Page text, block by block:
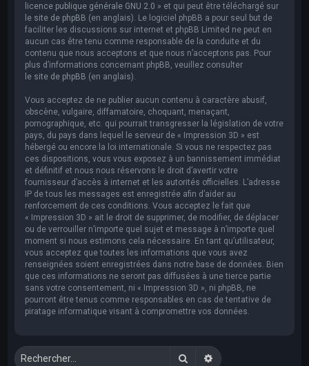
licence publique générale GNU 2.0 » et qui peut être téléchargé sur
le site de phpBB (en anglais). Le logiciel phpBB a pour seul but de
faciliter les discussions sur internet et phpBB Limited ne peut en
aucun cas être tenu comme responsable de la conduite et du
contenu que nous acceptons et que nous n’acceptons pas. Pour
plus d’informations concernant phpBB, veuillez consulter
le site de phpBB (en anglais).
Vous acceptez de ne publier aucun contenu à caractère abusif,
obscène, vulgaire, diffamatoire, choquant, menaçant,
pornographique, etc. qui pourrait transgresser la législation de votre
pays, du pays dans lequel le serveur de « Impression 3D » est
hébergé ou encore la loi internationale. Si vous ne respectez pas
ces dispositions, vous vous exposez à un bannissement immédiat
et définitif et nous nous réservons le droit d’avertir votre
fournisseur d’accès à internet et les autorités officielles. L’adresse
IP de tous les messages est enregistrée afin d’aider au
renforcement de ces conditions. Vous acceptez le fait que
« Impression 3D » ait le droit de supprimer, de modifier, de déplacer
ou de verrouiller n’importe quel sujet et message à n’importe quel
moment si nous estimons cela nécessaire. En tant qu’utilisateur,
vous acceptez que toutes les informations que vous avez
renseignées soient enregistrées dans notre base de données. Bien
que ces informations ne seront pas diffusées à une tierce partie
sans votre consentement, ni « Impression 3D », ni phpBB, ne
pourront être tenus comme responsables en cas de tentative de
piratage informatique visant à compromettre vos données.
RechercherRecherche avancée